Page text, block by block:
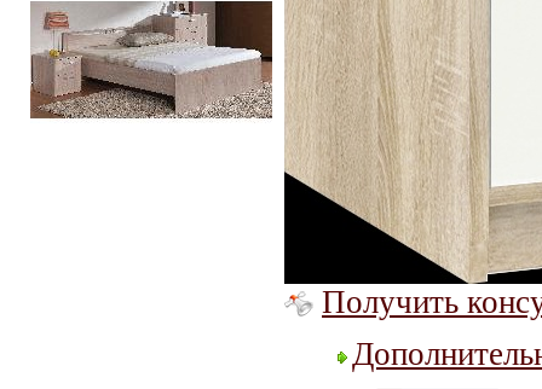
Получить